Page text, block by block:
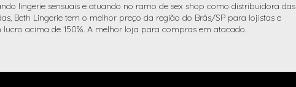
lingerie sensuais e atuando no ramo de sex shop como distribuidora das
Beth Lingerie tem o melhor preço da região do Brás/SP para lojistas e
lucro acima de 150%. A melhor loja para compras em atacado.